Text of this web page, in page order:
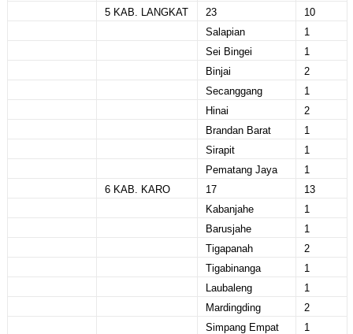
5 KAB. LANGKAT
23
10
Salapian
1
Sei Bingei
1
Binjai
2
Secanggang
1
Hinai
2
Brandan Barat
1
Sirapit
1
Pematang Jaya
1
6 KAB. KARO
17
13
Kabanjahe
1
Barusjahe
1
Tigapanah
2
Tigabinanga
1
Laubaleng
1
Mardingding
2
Simpang Empat
1